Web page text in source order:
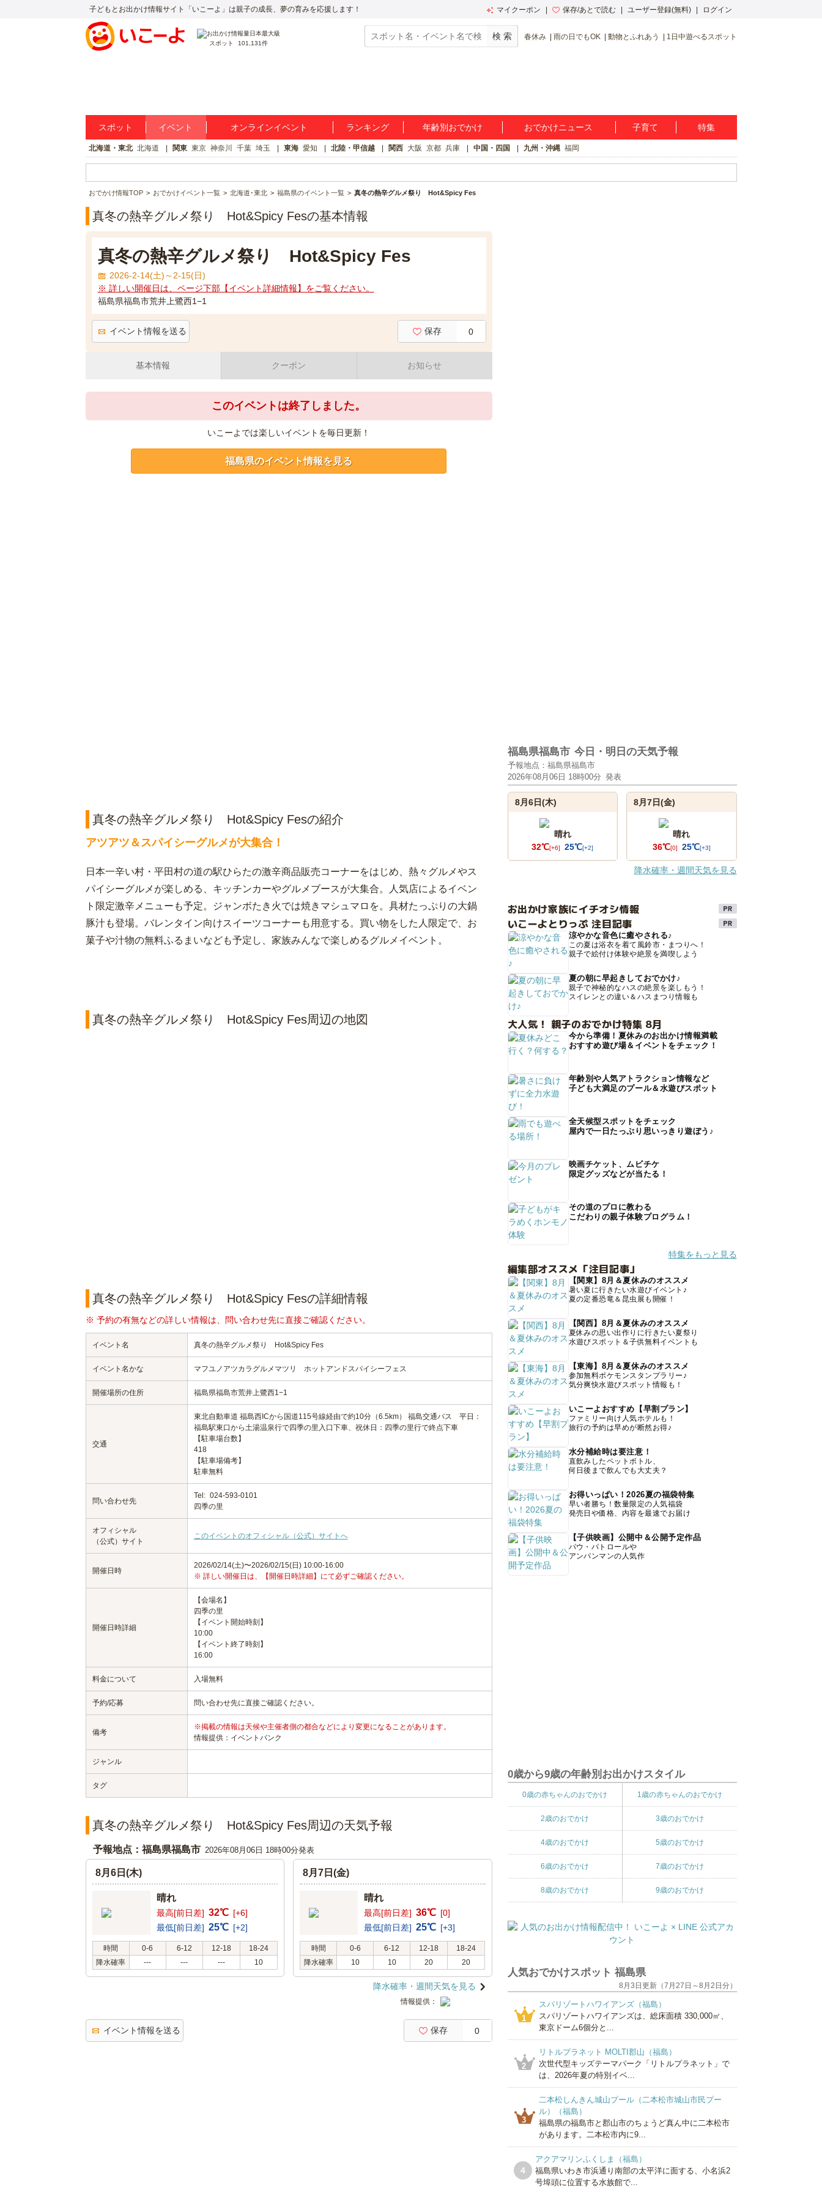
子どもとお出かけ情報サイト「いこーよ」は親子の成長、夢の育みを応援します！ マイクーポン 保存/あとで読む ユーザー登録(無料) ログイン
スポット 101,131件
春休み 雨の日でもOK 動物とふれあう 1日中遊べるスポット
スポット イベント オンラインイベント ランキング 年齢別おでかけ おでかけニュース 子育て 特集
北海道・東北 北海道 関東 東京 神奈川 千葉 埼玉 東海 愛知 北陸・甲信越 関西 大阪 京都 兵庫 中国・四国 九州・沖縄 福岡
おでかけ情報TOP おでかけイベント一覧 北海道･東北 福島県のイベント一覧 真冬の熱辛グルメ祭り Hot&Spicy Fes
真冬の熱辛グルメ祭り Hot&Spicy Fesの基本情報
真冬の熱辛グルメ祭り Hot&Spicy Fes
2026-2-14(土)～2-15(日)
※ 詳しい開催日は、ページ下部【イベント詳細情報】をご覧ください。
福島県福島市荒井上鷺西1−1
イベント情報を送る 保存 0
基本情報 クーポン お知らせ
このイベントは終了しました。
いこーよでは楽しいイベントを毎日更新！
福島県のイベント情報を見る
真冬の熱辛グルメ祭り Hot&Spicy Fesの紹介
アツアツ＆スパイシーグルメが大集合！
日本一辛い村・平田村の道の駅ひらたの激辛商品販売コーナーをはじめ、熱々グルメやス
パイシーグルメが楽しめる、キッチンカーやグルメブースが大集合。人気店によるイベン
ト限定激辛メニューも予定。ジャンボたき火では焼きマシュマロを。具材たっぷりの大鍋
豚汁も登場。バレンタイン向けスイーツコーナーも用意する。買い物をした人限定で、お
菓子や汁物の無料ふるまいなども予定し、家族みんなで楽しめるグルメイベント。
真冬の熱辛グルメ祭り Hot&Spicy Fes周辺の地図
真冬の熱辛グルメ祭り Hot&Spicy Fesの詳細情報
※ 予約の有無などの詳しい情報は、問い合わせ先に直接ご確認ください。
イベント名 真冬の熱辛グルメ祭り Hot&Spicy Fes
イベント名かな マフユノアツカラグルメマツリ ホットアンドスパイシーフェス
開催場所の住所 福島県福島市荒井上鷺西1−1
交通
東北自動車道 福島西ICから国道115号線経由で約10分（6.5km） 福島交通バス 平日：
福島駅東口から土湯温泉行で四季の里入口下車、祝休日：四季の里行で終点下車
【駐車場台数】
418
【駐車場備考】
駐車無料
問い合わせ先
Tel: 024-593-0101
四季の里
オフィシャル
（公式）サイト
このイベントのオフィシャル（公式）サイトへ
開催日時
2026/02/14(土)〜2026/02/15(日) 10:00-16:00
※ 詳しい開催日は、【開催日時詳細】にて必ずご確認ください。
開催日時詳細
【会場名】
四季の里
【イベント開始時刻】
10:00
【イベント終了時刻】
16:00
料金について 入場無料
予約/応募 問い合わせ先に直接ご確認ください。
備考
※掲載の情報は天候や主催者側の都合などにより変更になることがあります。
情報提供：イベントバンク
ジャンル
タグ
真冬の熱辛グルメ祭り Hot&Spicy Fes周辺の天気予報
予報地点：福島県福島市 2026年08月06日 18時00分発表
8月6日(木)
晴れ
最高[前日差] 32℃ [+6]
最低[前日差] 25℃ [+2]
時間 0-6 6-12 12-18
18-24
降水確率
--- --- --- 10
8月7日(金)
晴れ
最高[前日差] 36℃ [0]
最低[前日差] 25℃ [+3]
時間 0-6 6-12 12-18
18-24
降水確率
10 10 20 20
降水確率・週間天気を見る
情報提供：
イベント情報を送る 保存 0
福島県福島市 今日・明日の天気予報
予報地点：福島県福島市
2026年08月06日 18時00分 発表
8月6日(木)
晴れ
32℃[+6] 25℃[+2]
8月7日(金)
晴れ
36℃[0] 25℃[+3]
降水確率・週間天気を見る
お出かけ家族にイチオシ情報
いこーよとりっぷ 注目記事
涼やかな音色に癒やされる♪
この夏は浴衣を着て風鈴市・まつりへ！
親子で絵付け体験や絶景を満喫しよう
夏の朝に早起きしておでかけ♪
親子で神秘的なハスの絶景を楽しもう！
スイレンとの違い＆ハスまつり情報も
大人気！ 親子のおでかけ特集 8月
今から準備！夏休みのお出かけ情報満載
おすすめ遊び場＆イベントをチェック！
年齢別や人気アトラクション情報など
子ども大満足のプール＆水遊びスポット
全天候型スポットをチェック
屋内で一日たっぷり思いっきり遊ぼう♪
映画チケット、ムビチケ
限定グッズなどが当たる！
その道のプロに教わる
こだわりの親子体験プログラム！
特集をもっと見る
編集部オススメ「注目記事」
【関東】8月＆夏休みのオススメ
暑い夏に行きたい水遊びイベント♪
夏の定番恐竜＆昆虫展も開催！
【関西】8月＆夏休みのオススメ
夏休みの思い出作りに行きたい夏祭り
水遊びスポット＆子供無料イベントも
【東海】8月＆夏休みのオススメ
参加無料ポケモンスタンプラリー♪
気分爽快水遊びスポット情報も！
いこーよおすすめ【早割プラン】
ファミリー向け人気ホテルも！
旅行の予約は早めが断然お得♪
水分補給時は要注意！
直飲みしたペットボトル、
何日後まで飲んでも大丈夫？
お得いっぱい！2026夏の福袋特集
早い者勝ち！数量限定の人気福袋
発売日や価格、内容を最速でお届け
【子供映画】公開中＆公開予定作品
パウ・パトロールや
アンパンマンの人気作
0歳から9歳の年齢別お出かけスタイル
0歳の赤ちゃんのおでかけ 1歳の赤ちゃんのおでかけ
2歳のおでかけ 3歳のおでかけ
4歳のおでかけ 5歳のおでかけ
6歳のおでかけ 7歳のおでかけ
8歳のおでかけ 9歳のおでかけ
人気おでかけスポット 福島県
8月3日更新（7月27日～8月2日分）
1
スパリゾートハワイアンズ（福島）
スパリゾートハワイアンズは、総床面積 330,000㎡、
東京ドーム6個分と...
2
リトルプラネット MOLTI郡山（福島）
次世代型キッズテーマパーク「リトルプラネット」で
は、2026年夏の特別イベ...
3
二本松しんきん城山プール（二本松市城山市民プー
ル）（福島）
福島県の福島市と郡山市のちょうど真ん中に二本松市
があります。二本松市内に9...
4
アクアマリンふくしま（福島）
福島県いわき市浜通り南部の太平洋に面する、小名浜2
号埠頭に位置する水族館で...